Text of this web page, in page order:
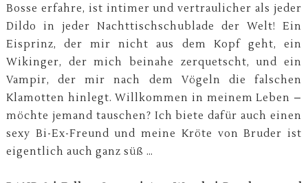
Bosse erfahre, ist intimer und vertraulicher als jeder
Dildo in jeder Nachttischschublade der Welt! Ein
Eisprinz, der mir nicht aus dem Kopf geht, ein
Wikinger, der mich beinahe zerquetscht, und ein
Vampir, der mir nach dem Vögeln die falschen
Klamotten hinlegt. Willkommen in meinem Leben –
möchte jemand tauschen? Ich biete dafür auch einen
sexy Bi-Ex-Freund und meine Kröte von Bruder ist
eigentlich auch ganz süß …